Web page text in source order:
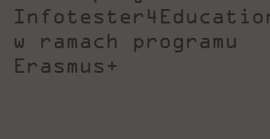
w ramach programu
Erasmus+